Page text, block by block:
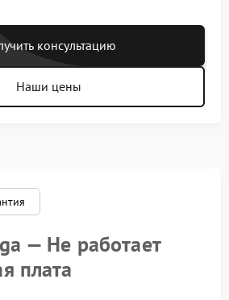
консультацию
Наши цены
— Не работает
плата